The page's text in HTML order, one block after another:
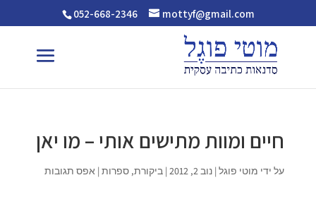
052-668-2346 mottyf@gmail.com
חיים ומוות מתישים אותי – מו יאן
על ידי מוטי פוגל| נוב 2, 2012 | ביקורת, ספרות| אפס תגובות